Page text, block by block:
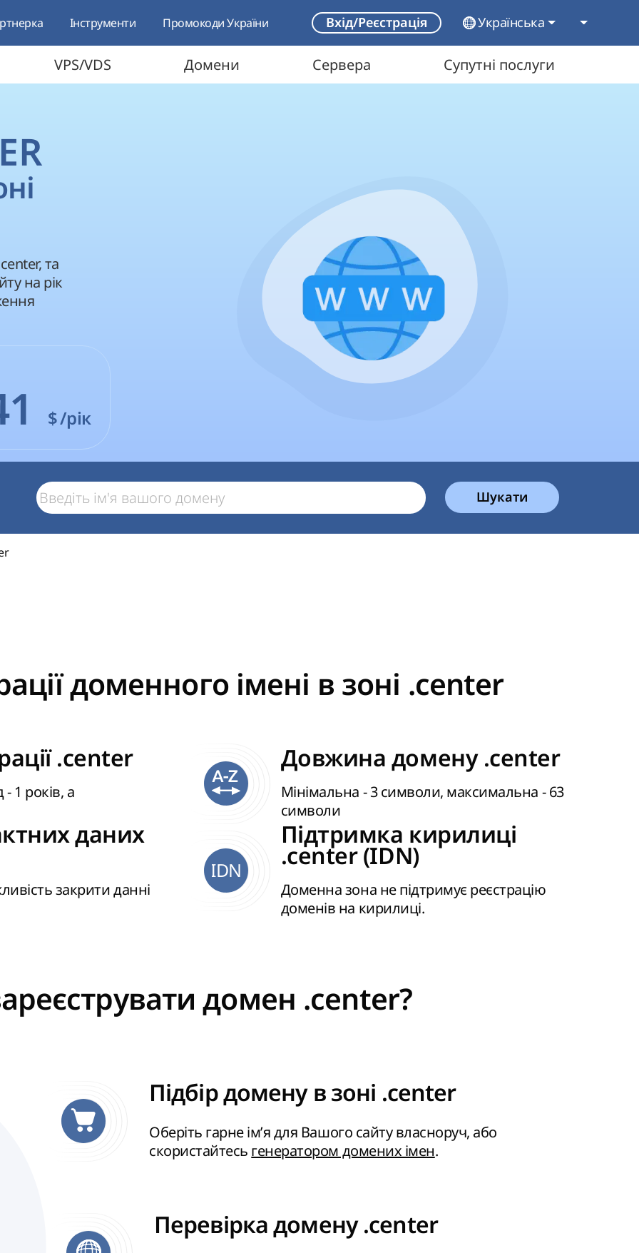
Інструменти Промокоди України Вхід/Реєстрація Українська
VPS/VDS Домени Сервера Супутні послуги
та
на рік
$/рік
Шукати
доменного імені в зоні .center
.center
1 років, а
Довжина домену .center
Мінімальна - 3 символи, максимальна - 63
символи
даних
закрити данні
IDN
Підтримка кирилиці
.center (IDN)
Доменна зона не підтримує реєстрацію
доменів на кирилиці.
домен .center?
Підбір домену в зоні .center
Оберіть гарне ім’я для Вашого сайту власноруч, або
скористайтесь генератором домених імен.
Перевірка домену .center